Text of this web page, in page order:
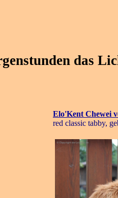
das
Elo'Kent Chewei
red classic tabby,